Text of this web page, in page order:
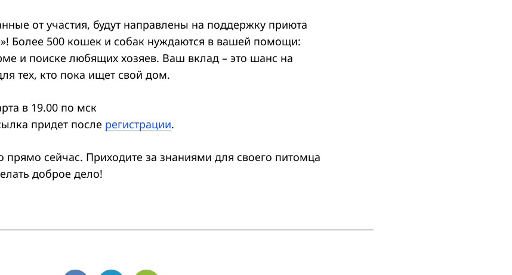
от участия, будут направлены на поддержку приюта
Более 500 кошек и собак нуждаются в вашей помощи:
и поиске любящих хозяев. Ваш вклад – это шанс на
тех, кто пока ищет свой дом.
в 19.00 по мск
придет после регистрации.
прямо сейчас. Приходите за знаниями для своего питомца
доброе дело!